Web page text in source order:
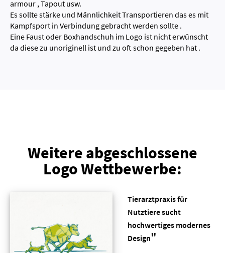
armour , Tapout usw.
Es sollte stärke und Männlichkeit Transportieren das es mit
Kampfsport in Verbindung gebracht werden sollte .
Eine Faust oder Boxhandschuh im Logo ist nicht erwünscht
da diese zu unoriginell ist und zu oft schon gegeben hat .
Weitere abgeschlossene
Logo Wettbewerbe:
Tierarztpraxis für
Nutztiere sucht
hochwertiges modernes
Design"